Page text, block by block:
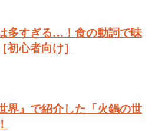
多すぎる…！食の動詞で味
初心者向け］
界』で紹介した「火鍋の世